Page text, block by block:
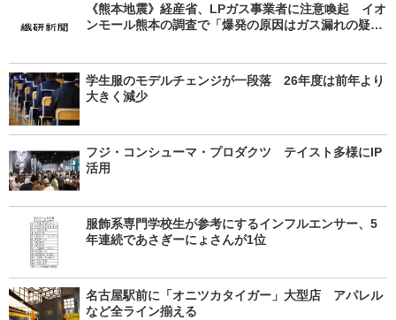
《熊本地震》経産省、LPガス事業者に注意喚起 イオ
ンモール熊本の調査で「爆発の原因はガス漏れの疑
学生服のモデルチェンジが一段落 26年度は前年より
大きく減少
フジ・コンシューマ・プロダクツ テイスト多様にIP
活用
服飾系専門学校生が参考にするインフルエンサー、5
年連続であさぎーにょさんが1位
名古屋駅前に「オニツカタイガー」大型店 アパレル
など全ライン揃える